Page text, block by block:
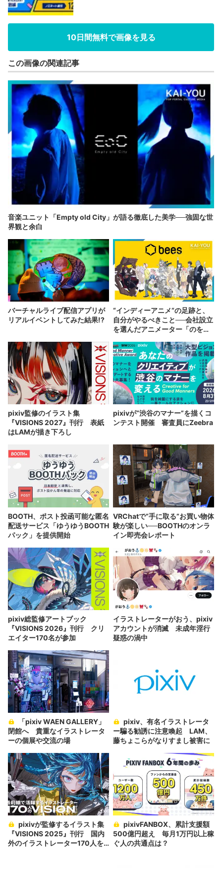
10日間無料で画像を見る
この画像の関連記事
音楽ユニット「Empty old City」が語る徹底した美学──強固な世
界観と余白
バーチャルライブ配信アプリが
リアルイベントしてみた結果!?
“インディーアニメ“の足跡と、
自分がやるべきこと──会社設立
を選んだアニメーター「のを
pixiv監修のイラスト集
『VISIONS 2027』刊行 表紙
はLAMが描き下ろし
pixivが“渋谷のマナー”を描くコ
ンテスト開催 審査員にZeebra
BOOTH、ポスト投函可能な匿名
配送サービス「ゆうゆうBOOTH
パック」を提供開始
VRChatで“手に取る”お買い物体
験が楽しい──BOOTHのオンラ
イン即売会レポート
pixiv総監修アートブック
『VISIONS 2026』刊行 クリ
エイター170名が参加
イラストレーターがおう、pixiv
アカウントが消滅 未成年淫行
疑惑の渦中
閉館へ 貴重なイラストレータ
ーの個展や交流の場
ー騙る勧誘に注意喚起 LAM、
藤ちょこらがなりすまし被害に
『VISIONS 2025』刊行 国内
外のイラストレーター170人を
500億円超え 毎月1万円以上稼
ぐ人の共通点は？